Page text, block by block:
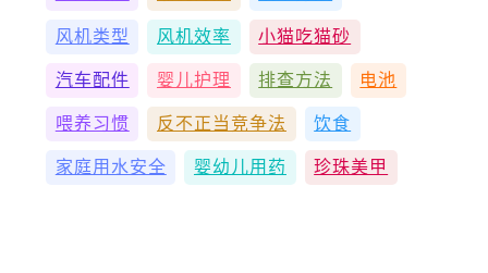
风机类型 风机效率 小猫吃猫砂
汽车配件 婴儿护理 排查方法 电池
喂养习惯 反不正当竞争法 饮食
家庭用水安全 婴幼儿用药 珍珠美甲